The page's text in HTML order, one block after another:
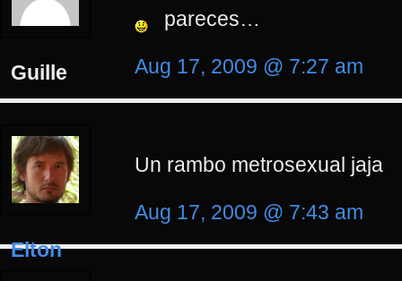
Guille
pareces…
Aug 17, 2009 @ 7:27 am
Elton
Un rambo metrosexual jaja
Aug 17, 2009 @ 7:43 am